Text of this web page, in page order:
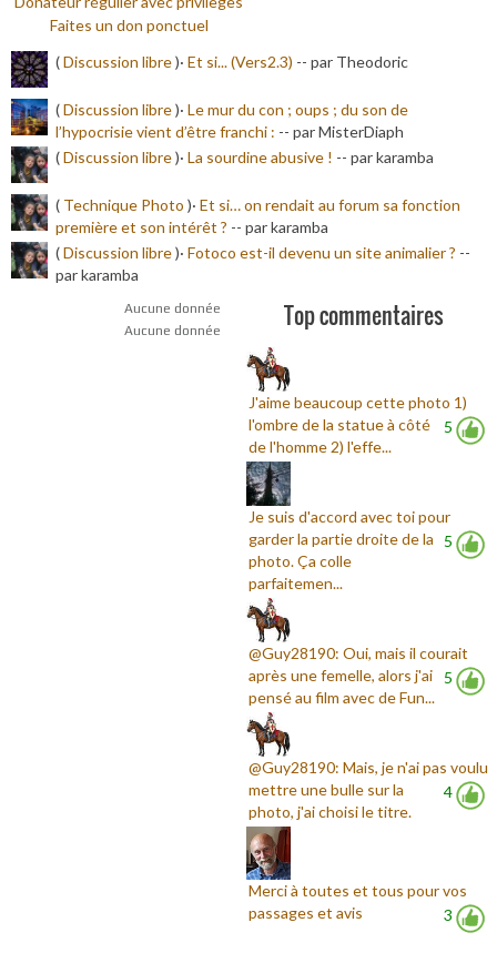
Faites un don ponctuel
(Discussion libre)· Et si... (Vers2.3) -- par Theodoric
(Discussion libre)· Le mur du con ; oups ; du son de
l’hypocrisie vient d’être franchi : -- par MisterDiaph
(Discussion libre)· La sourdine abusive ! -- par karamba
( Technique Photo )· Et si… on rendait au forum sa fonction
première et son intérêt ? -- par karamba
(Discussion libre)· Fotoco est-il devenu un site animalier ? --
par karamba
Aucune donnée
Aucune donnée
Top commentaires
5
J'aime beaucoup cette photo 1)
l'ombre de la statue à côté
de l'homme 2) l'effe...
5
Je suis d'accord avec toi pour
garder la partie droite de la
photo. Ça colle
parfaitemen...
5
@Guy28190: Oui, mais il courait
après une femelle, alors j'ai
pensé au film avec de Fun...
4
@Guy28190: Mais, je n'ai pas voulu
mettre une bulle sur la
photo, j'ai choisi le titre.
3
Merci à toutes et tous pour vos
passages et avis